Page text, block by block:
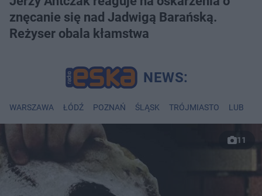
znęcanie się nad Jadwigą Barańską.
Reżyser obala kłamstwa
WARSZAWA ŁÓDŹ POZNAŃ ŚLĄSK TRÓJMIASTO LUBLIN
11